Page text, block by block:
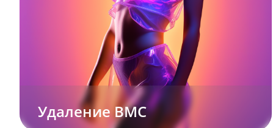
Удаление ВМС